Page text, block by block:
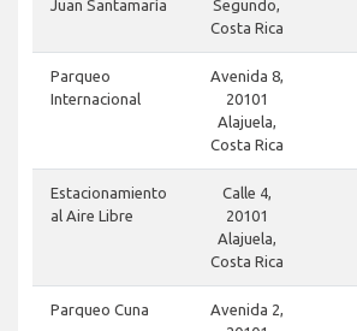
Juan Santamaría
Segundo,
Costa Rica
Parqueo
Internacional
Avenida 8,
20101
Alajuela,
Costa Rica
Estacionamiento
al Aire Libre
Calle 4,
20101
Alajuela,
Costa Rica
Parqueo Cuna
Avenida 2,